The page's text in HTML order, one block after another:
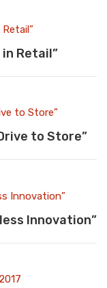
Retail”
to Store”
Innovation”